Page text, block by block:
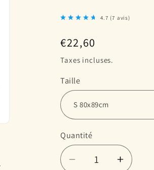
4.7 (7 avis)
Prix
habituel
€22,60
Taxes incluses.
Taille
Quantité
Réduire